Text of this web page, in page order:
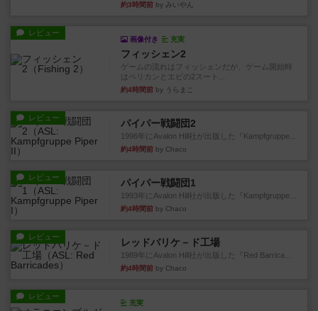
約3時間前 by みいやん
レビュー
画像付き 充実
フィッシェン2
ゲームの流れはフィッシェンだが、ゲーム開始時
はペリカンとエビの2スート...
約4時間前 by うらまこ
レビュー パイパー戦闘団2
1996年にAvalon Hill社が出版した『Kampfgruppe...
約4時間前 by Chaco
レビュー パイパー戦闘団1
1993年にAvalon Hill社が出版した『Kampfgruppe...
約4時間前 by Chaco
レビュー レッドバリケ－ド工場
1989年にAvalon Hill社が出版した『Red Barrica...
約4時間前 by Chaco
レビュー
充実